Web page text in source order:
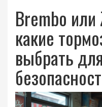
Brembo
какие
выбрать